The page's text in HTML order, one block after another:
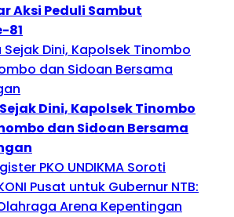
Aksi Peduli Sambut
81
Dini, Kapolsek Tinombo
dan Sidoan Bersama